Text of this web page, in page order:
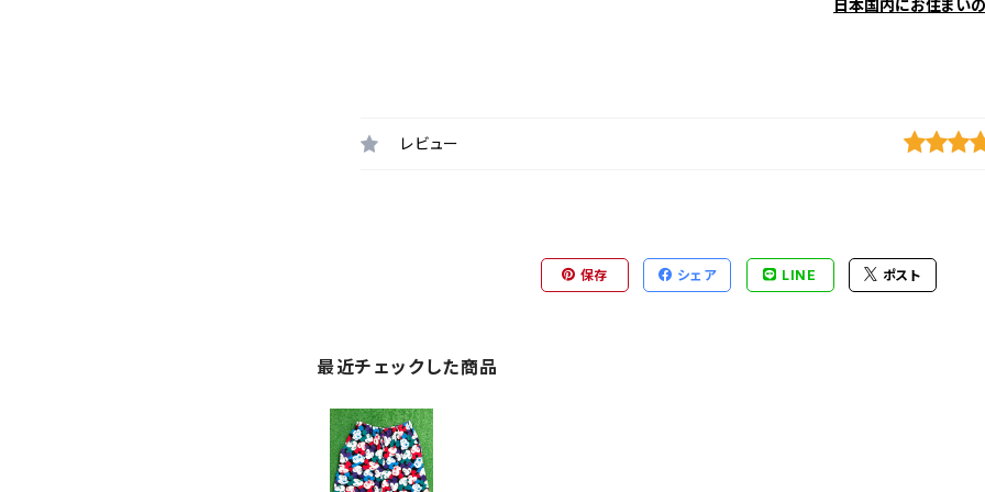
日本国内にお住まい
レビュー
保存 シェア LINE ポスト
最近チェックした商品